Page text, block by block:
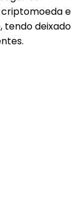
e
tendo deixado